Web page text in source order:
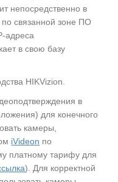
непосредственно в
связанной зоне ПО
адреса
в свою базу
HIKVizion.
в
для конечного
камеры,
iVideon по
платному тарифу для
). Для корректной